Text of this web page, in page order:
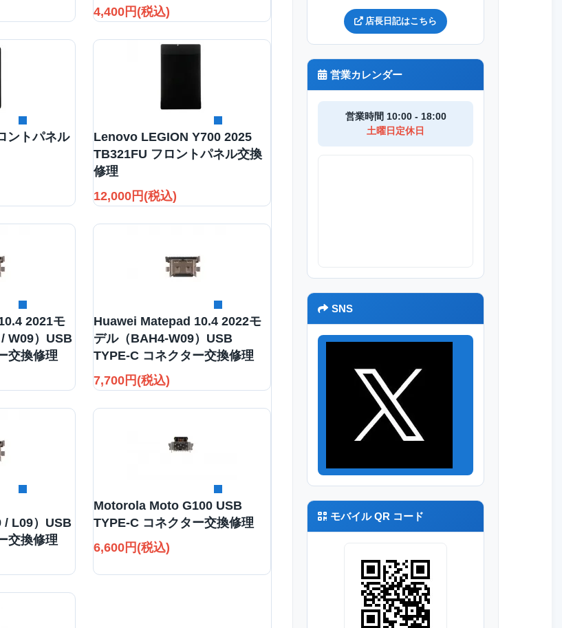
4,400円(税込)
ントパネル
Lenovo LEGION Y700 2025
TB321FU フロントパネル交換
修理
12,000円(税込)
2021モ
W09）USB
交換修理
Huawei Matepad 10.4 2022モ
デル（BAH4-W09）USB
TYPE-C コネクター交換修理
7,700円(税込)
/ L09）USB
交換修理
Motorola Moto G100 USB
TYPE-C コネクター交換修理
6,600円(税込)
店長日記はこちら
営業カレンダー
営業時間 10:00 - 18:00
土曜日定休日
SNS
モバイル QR コード